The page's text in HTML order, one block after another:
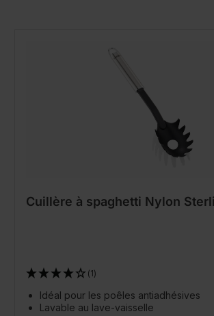
Cuillère à spaghetti Nylon
(1)
Idéal pour les poêles antiadhésives
Lavable au lave-vaisselle